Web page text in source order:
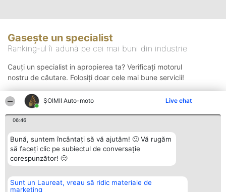
ȘOIMII Auto-moto Live chat
06:46
Bună, suntem încântați să vă ajutăm! 🙂 Vă rugăm
să faceți clic pe subiectul de conversație
corespunzător! 🙂
Sunt un Laureat, vreau să ridic materiale de
marketing
Gasește un specialist
Ranking-ul îi adună pe cei mai buni din industrie
Cauți un specialist in apropierea ta? Verificați motorul
nostru de căutare. Folosiți doar cele mai bune servicii!
Organizator Ranking
BRIGHT SOLUTIONS BR SRL
Plebiscyt Contact